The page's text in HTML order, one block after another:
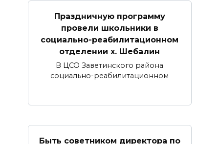
Праздничную программу
провели школьники в
социально-реабилитационном
отделении х. Шебалин
В ЦСО Заветинского района
социально-реабилитационном
Быть советником директора по